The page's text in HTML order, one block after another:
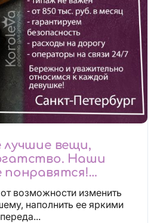
лучшие вещи,
Наши
понравятся!
отличные
возможности изменить
наполнить ее яркими